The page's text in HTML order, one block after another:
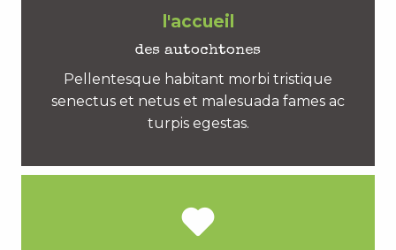
l'accueil
des autochtones
Pellentesque habitant morbi tristique
senectus et netus et malesuada fames ac
turpis egestas.